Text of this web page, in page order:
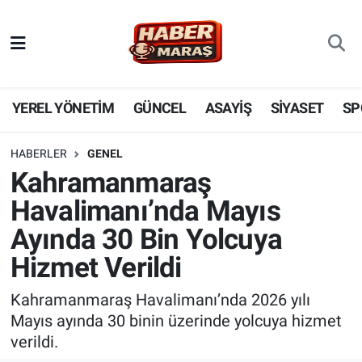
YEREL YÖNETİM GÜNCEL ASAYİŞ SİYASET
HABERLER GENEL
Kahramanmaraş
Havalimanı’nda Mayıs
Ayında 30 Bin Yolcuya
Hizmet Verildi
Kahramanmaraş Havalimanı’nda 2026 yılı
Mayıs ayında 30 binin üzerinde yolcuya hizmet
verildi.
YEREL YÖNETİM
GÜNCEL
KADIN AİLE
SPOR
DÜNYA
EKONOMİ
SİYASET
Nöbetçi Eczaneler
Hava Durumu
Süper Lig Puan Durumu ve Fikstür
Tüm Manşetler
Son Dakika Haberleri
Haber Arşivi